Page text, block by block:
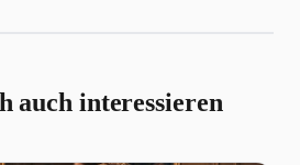
auch interessieren